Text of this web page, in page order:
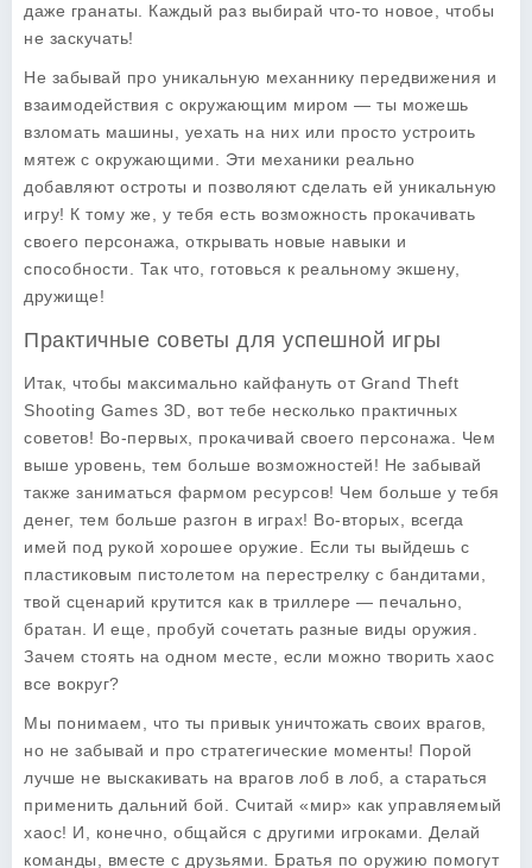
даже гранаты. Каждый раз выбирай что-то новое, чтобы
не заскучать!
Не забывай про уникальную механнику передвижения и
взаимодействия с окружающим миром — ты можешь
взломать машины, уехать на них или просто устроить
мятеж с окружающими. Эти механики реально
добавляют остроты и позволяют сделать ей уникальную
игру! К тому же, у тебя есть возможность прокачивать
своего персонажа, открывать новые навыки и
способности. Так что, готовься к реальному экшену,
дружище!
Практичные советы для успешной игры
Итак, чтобы максимально кайфануть от Grand Theft
Shooting Games 3D, вот тебе несколько практичных
советов! Во-первых, прокачивай своего персонажа. Чем
выше уровень, тем больше возможностей! Не забывай
также заниматься фармом ресурсов! Чем больше у тебя
денег, тем больше разгон в играх! Во-вторых, всегда
имей под рукой хорошее оружие. Если ты выйдешь с
пластиковым пистолетом на перестрелку с бандитами,
твой сценарий крутится как в триллере — печально,
братан. И еще, пробуй сочетать разные виды оружия.
Зачем стоять на одном месте, если можно творить хаос
все вокруг?
Мы понимаем, что ты привык уничтожать своих врагов,
но не забывай и про стратегические моменты! Порой
лучше не выскакивать на врагов лоб в лоб, а стараться
применить дальний бой. Считай «мир» как управляемый
хаос! И, конечно, общайся с другими игроками. Делай
команды, вместе с друзьями. Братья по оружию помогут